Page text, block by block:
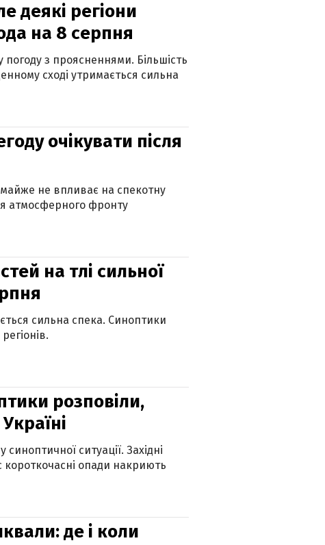
деякі регіони
на 8 серпня
з проясненнями. Більшість
сході утримається сильна
очікувати після
майже не впливає на спекотну
атмосферного фронту
на тлі сильної
сильна спека. Синоптики
розповіли,
ситуації. Західні
опади накриють
де і коли